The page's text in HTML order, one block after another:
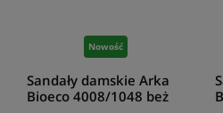
Nowość
Sandały damskie Arka
Bioeco 4008/1048 beż